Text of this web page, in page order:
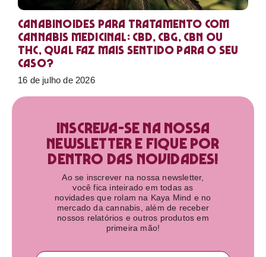
Canabinoides para tratamento com
cannabis medicinal: CBD, CBG, CBN ou
THC, qual faz mais sentido para o seu
caso?
16 de julho de 2026
Inscreva-se na nossa
newsletter e fique por
dentro das novidades!​
Ao se inscrever na nossa newsletter,
você fica inteirado em todas as
novidades que rolam na Kaya Mind e no
mercado da cannabis, além de receber
nossos relatórios e outros produtos em
primeira mão!